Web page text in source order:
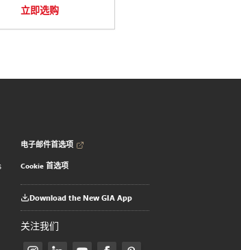
立即选购
电子邮件首选项
Cookie 首选项
Download the New GIA App
关注我们